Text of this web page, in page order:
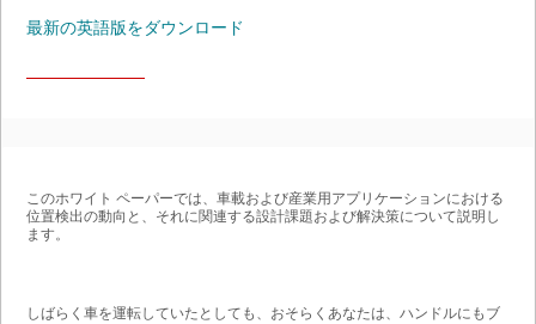
最新の英語版をダウンロード
このホワイト ペーパーでは、車載および産業用アプリケーションにおける
位置検出の動向と、それに関連する設計課題および解決策について説明し
ます。
しばらく車を運転していたとしても、おそらくあなたは、ハンドルにもブ